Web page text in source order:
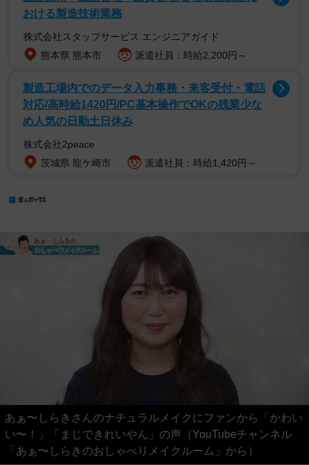
おける製造技術業務
株式会社スタッフサービス エンジニアガイド
熊本県 熊本市
派遣社員：時給2,200円～
製造工場内でのデータ入力事務・来客受付・電話
対応/高時給1420円/PC基本操作でOKの残業少な
め人気の日勤土日休み
株式会社2peace
茨城県 龍ケ崎市
派遣社員：時給1,420円～
あぁ〜しらきさんのナチュラルメイクにファンから「かわい
い〜！」「まじできれいやん」の声（YouTubeチャンネル
「あぁ〜しらきのおしゃべりメイクルーム」から）